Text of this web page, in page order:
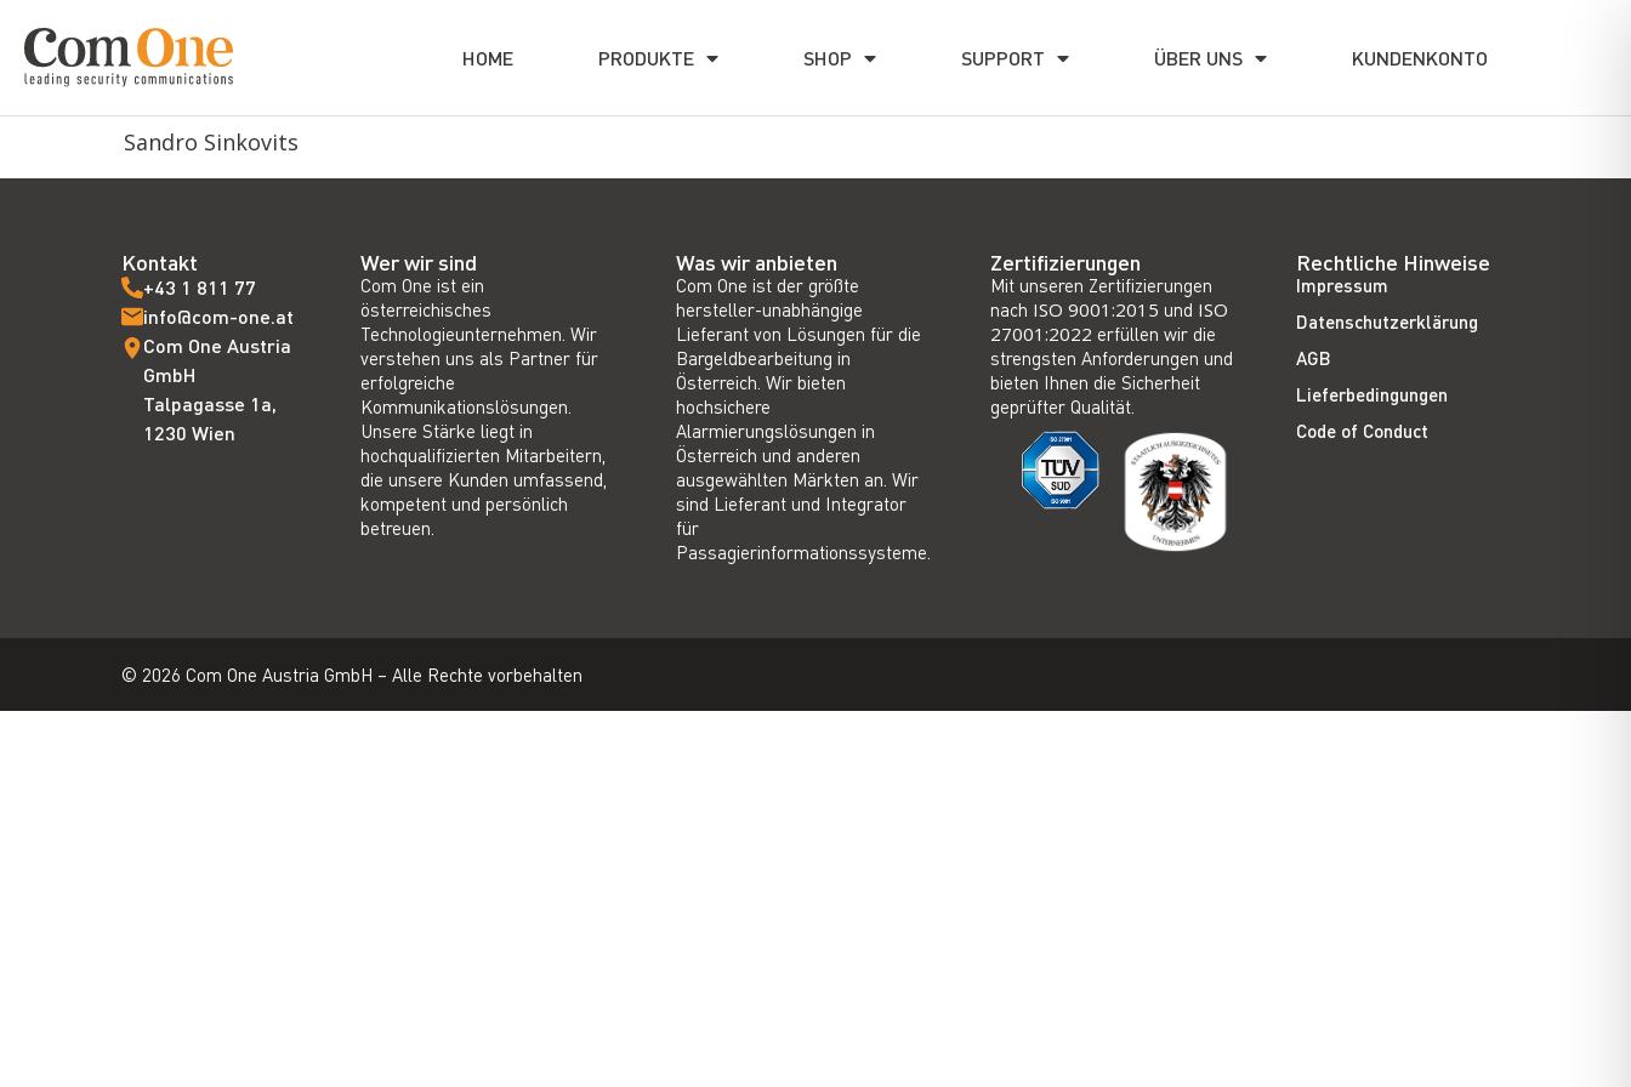
HOME PRODUKTE SHOP SUPPORT ÜBER UNS KUNDENKONTO
Sandro Sinkovits
Kontakt
+43 1 811 77
info@com-one.at
Com One Austria
GmbH
Talpagasse 1a,
1230 Wien
Wer wir sind
Com One ist ein
österreichisches
Technologieunternehmen. Wir
verstehen uns als Partner für
erfolgreiche
Kommunikationslösungen.
Unsere Stärke liegt in
hochqualifizierten Mitarbeitern,
die unsere Kunden umfassend,
kompetent und persönlich
betreuen.
Was wir anbieten
Com One ist der größte
hersteller-unabhängige
Lieferant von Lösungen für die
Bargeldbearbeitung in
Österreich. Wir bieten
hochsichere
Alarmierungslösungen in
Österreich und anderen
ausgewählten Märkten an. Wir
sind Lieferant und Integrator
für
Passagierinformationssysteme.
Zertifizierungen
Mit unseren Zertifizierungen
nach ISO 9001:2015 und ISO
27001:2022 erfüllen wir die
strengsten Anforderungen und
bieten Ihnen die Sicherheit
geprüfter Qualität.
Rechtliche Hinweise
Impressum
Datenschutzerklärung
AGB
Lieferbedingungen
Code of Conduct
© 2026 Com One Austria GmbH – Alle Rechte vorbehalten